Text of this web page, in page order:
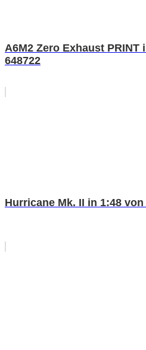
A6M2 Zero Exhaust PRINT
648722
Hurricane Mk. II in 1:48